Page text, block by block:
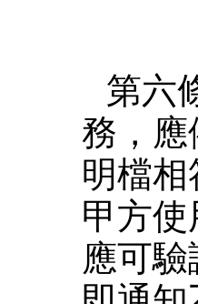
第六
務，
明檔
甲方
應可